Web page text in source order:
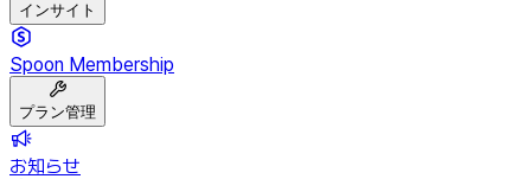
インサイト
Spoon Membership
プラン管理
お知らせ